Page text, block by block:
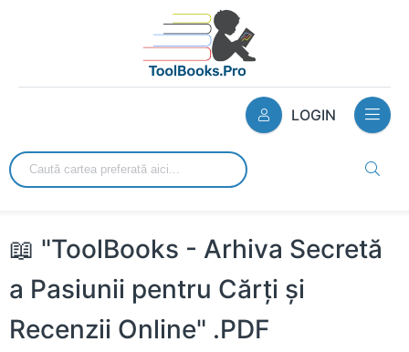
LOGIN
📖 "ToolBooks - Arhiva Secretă
a Pasiunii pentru Cărți și
Recenzii Online" .PDF